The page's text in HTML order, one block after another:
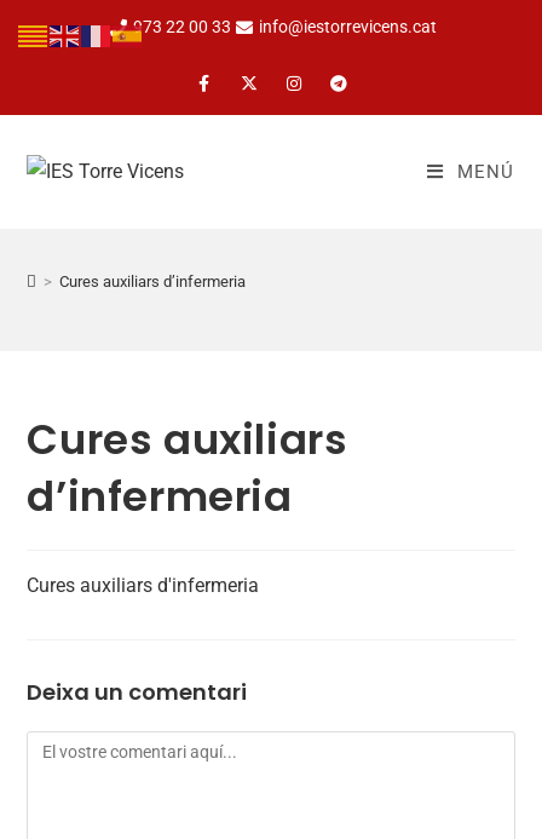
973 22 00 33 info@iestorrevicens.cat
MENÚ
> Cures auxiliars d’infermeria
Cures auxiliars
d’infermeria
Cures auxiliars d'infermeria
Deixa un comentari